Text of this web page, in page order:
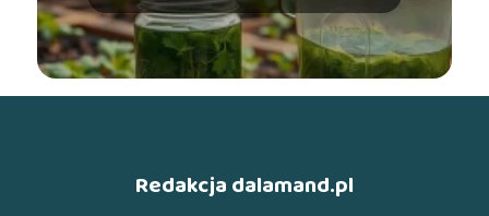
Redakcja dalamand.pl